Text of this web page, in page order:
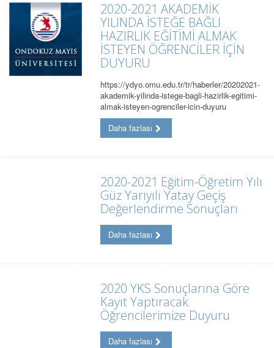
2020-2021 AKADEMİK
YILINDA İSTEĞE BAĞLI
HAZIRLIK EĞİTİMİ ALMAK
İSTEYEN ÖĞRENCİLER İÇİN
DUYURU
https://ydyo.omu.edu.tr/tr/haberler/20202021-
akademik-yilinda-istege-bagli-hazirlik-egitimi-
almak-isteyen-ogrenciler-icin-duyuru
Daha fazlası
2020-2021 Eğitim-Öğretim Yılı
Güz Yarıyılı Yatay Geçiş
Değerlendirme Sonuçları
Daha fazlası
2020 YKS Sonuçlarına Göre
Kayıt Yaptıracak
Öğrencilerimize Duyuru
Daha fazlası